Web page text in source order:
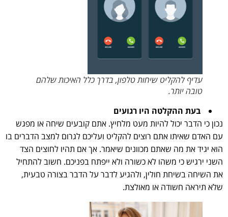
עדיף להקליט שיחות טלפון, בדרך כלל האיכות שלהם
טובה יותר.
בעת ההקלטה היו רגועים
נכון כי הדבר יכול להיות מעט מלחיץ. אתם קובעים שיחה או מפגש
עם האדם שאיתו אתם רוצים להקליט ועליכם לגרום למצב הדברים בו
הוא יגיד את מה שאתם מכוונים שיאמר. אך אם תהיו לחוצים הצד
השני ירגיש כי משהו לא כשורה ולא ייפתח בפניכם. חשוב להתחיל
את השיחה בשיחת חולין, ולהגיע לדבר על הדבר בצורה טבעית,
שלא תיראה חשודה או מאולצת.